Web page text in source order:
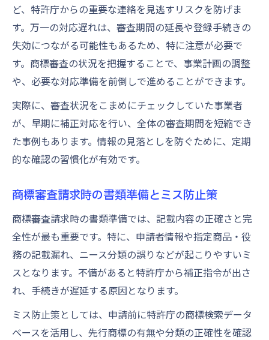
ど、特許庁からの重要な連絡を見逃すリスクを防げま
す。万一の対応遅れは、審査期間の延長や登録手続きの
失効につながる可能性もあるため、特に注意が必要で
す。商標審査の状況を把握することで、事業計画の調整
や、必要な対応準備を前倒しで進めることができます。
実際に、審査状況をこまめにチェックしていた事業者
が、早期に補正対応を行い、全体の審査期間を短縮でき
た事例もあります。情報の見落としを防ぐために、定期
的な確認の習慣化が有効です。
商標審査請求時の書類準備とミス防止策
商標審査請求時の書類準備では、記載内容の正確さと完
全性が最も重要です。特に、申請者情報や指定商品・役
務の記載漏れ、ニース分類の誤りなどが起こりやすいミ
スとなります。不備があると特許庁から補正指令が出さ
れ、手続きが遅延する原因となります。
ミス防止策としては、申請前に特許庁の商標検索データ
ベースを活用し、先行商標の有無や分類の正確性を確認